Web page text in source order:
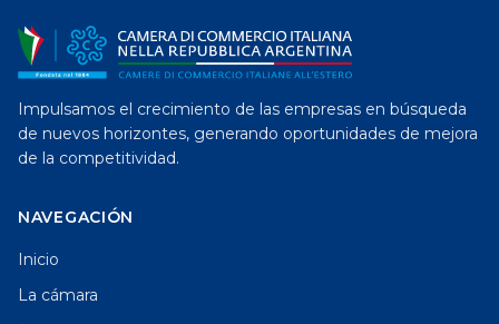
Impulsamos el crecimiento de las empresas en búsqueda
de nuevos horizontes, generando oportunidades de mejora
de la competitividad.
NAVEGACIÓN
Inicio
La cámara